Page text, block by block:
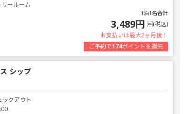
リールーム
1泊1名合計
3,489円 (税込)
お支払いは最大2ヶ月後！
ご予約で174ポイントを還元
シップ
ックアウト